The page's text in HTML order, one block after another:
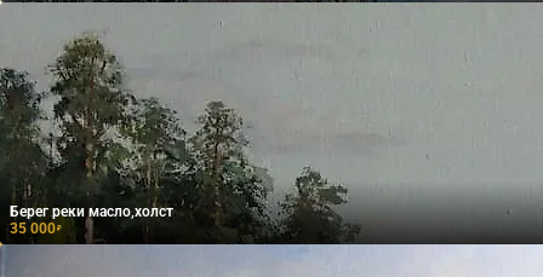
Берег реки масло,холст
35 000₽